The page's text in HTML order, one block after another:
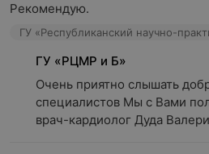
Рекомендую.
ГУ «РЦМР и Б»
Очень приятно слышать
специалистов Мы с Вами
врач-кардиолог Дуда